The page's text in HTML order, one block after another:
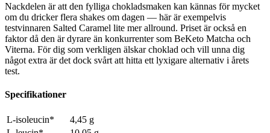
Nackdelen är att den fylliga chokladsmaken kan kännas för mycket
om du dricker flera shakes om dagen — här är exempelvis
testvinnaren Salted Caramel lite mer allround. Priset är också en
faktor då den är dyrare än konkurrenter som BeKeto Matcha och
Viterna. För dig som verkligen älskar choklad och vill unna dig
något extra är det dock svårt att hitta ett lyxigare alternativ i årets
test.
Specifikationer
L-isoleucin*
4,45 g